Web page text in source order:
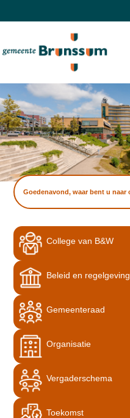
College van B&W
Beleid en regelgeving
Gemeenteraad
Organisatie
Vergaderschema
Toekomst